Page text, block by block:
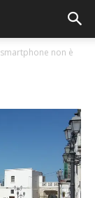
non è